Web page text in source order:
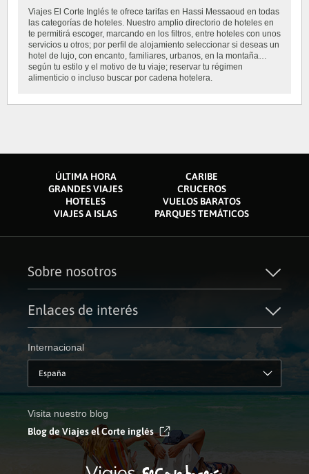
Viajes El Corte Inglés te ofrece tarifas en Hassi Messaoud en todas
las categorías de hoteles. Nuestro amplio directorio de hoteles en
te permitirá escoger, marcando en los filtros, entre hoteles con unos
servicios u otros; por perfil de alojamiento seleccionar si deseas un
hotel de lujo, con encanto, familiares, urbanos, en la montaña…
según tu estilo y el motivo de tu viaje; reservar tu régimen
alimenticio o incluso buscar por cadena hotelera.
ÚLTIMA HORA
CARIBE
GRANDES VIAJES
CRUCEROS
HOTELES
VUELOS BARATOS
VIAJES A ISLAS
PARQUES TEMÁTICOS
Sobre nosotros
Financiación
Sostenibilidad
Turismo accesible
Tarjeta El Corte Inglés
Trabaja con nosotros
El Corte Inglés
Enlaces de interés
Guías de viaje
Catálogos
Auto check-in
Condiciones Generales
Política de privacidad
Política de cookies
Empresas/ Grupos
Internacional
España
Visita nuestro blog
Blog de Viajes el Corte inglés